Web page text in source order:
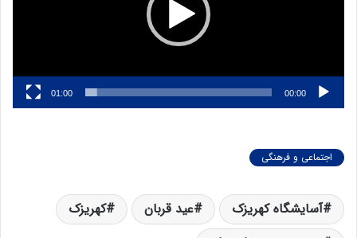
00:00
01:00
اجتماعی و فرهنگی
آسایشگاه کهریزک عید قربان
کهریزک